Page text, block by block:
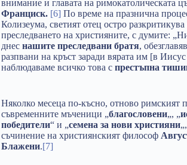
внимание и главата на римокатолическата
Франциск. [6] По време на празнична
Колизеума, светият отец остро
преследването на християните, с думите:
днес нашите преследвани братя,
разпвани на кръст заради вярата им [в
наблюдаваме всичко това с престъпна
Няколко месеца по-късно, отново римският
съвременните мъченици „благословени„, „
победители“ и „семена за нови християни
съчинение на християнският философ
Блажени.[7]